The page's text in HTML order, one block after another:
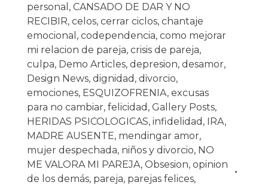
personal , CANSADO DE DAR Y NO
RECIBIR, celos, cerrar ciclos, chantaje
emocional , codependencia, como mejorar
mi relacion de pareja, crisis de pareja,
culpa, Demo Articles, depresion, desamor,
Design News, dignidad , divorcio,
emociones, ESQUIZOFRENIA, excusas
para no cambiar, felicidad , Gallery Posts,
HERIDAS PSICOLOGICAS, infidelidad , IRA,
MADRE AUSENTE, mendingar amor,
mujer despechada, niños y divorcio, NO
ME VALORA MI PAREJA, Obsesion, opinion
de los demás, pareja, parejas felices,